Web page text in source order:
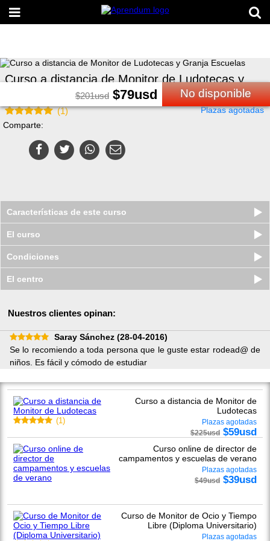
$201usd $79usd No disponible
Curso a distancia de Monitor de Ludotecas y
Granja Escuelas
(1)
Plazas agotadas
Comparte:
Características de este curso
El curso
Condiciones
El centro
Nuestros clientes opinan:
Saray Sánchez (28-04-2016)
Se lo recomiendo a toda persona que le guste estar rodead@ de
niños. Es fácil y cómodo de estudiar
Curso a distancia de Monitor de
Ludotecas
Plazas agotadas
$225usd $59usd
(1 )
Curso online de director de
campamentos y escuelas de verano
Plazas agotadas
$49usd $39usd
Curso de Monitor de Ocio y Tiempo
Libre (Diploma Universitario)
Plazas agotadas